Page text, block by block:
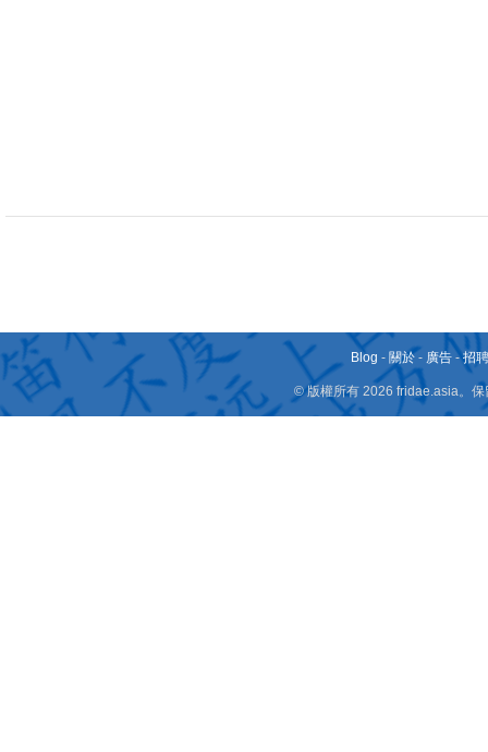
Blog - 關於 - 廣告 -招
© 版權所有 2026 fridae.asia。